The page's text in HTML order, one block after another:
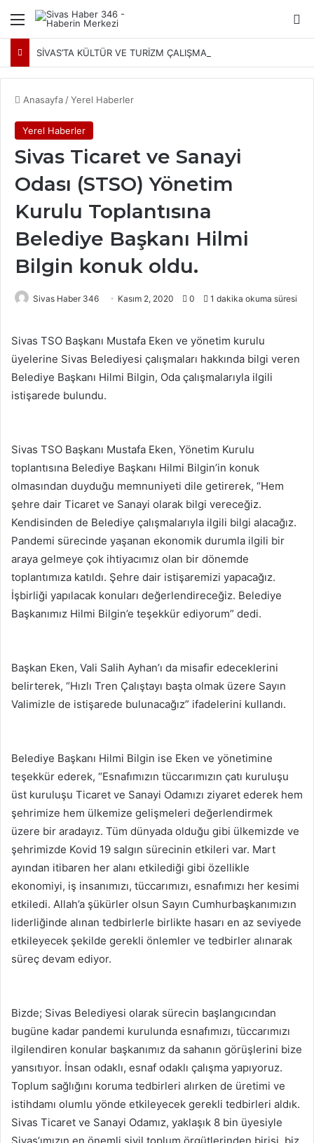
Menü
Anasayfa /Yerel Haberler
Yerel Haberler
Sivas Ticaret ve Sanayi
Odası (STSO) Yönetim
Kurulu Toplantısına
Belediye Başkanı Hilmi
Bilgin konuk oldu.
Sivas Haber 346 Kasım 2, 2020 0 1 dakika okuma süresi
Sivas TSO Başkanı Mustafa Eken ve yönetim kurulu
üyelerine Sivas Belediyesi çalışmaları hakkında bilgi veren
Belediye Başkanı Hilmi Bilgin, Oda çalışmalarıyla ilgili
istişarede bulundu.
Sivas TSO Başkanı Mustafa Eken, Yönetim Kurulu
toplantısına Belediye Başkanı Hilmi Bilgin’in konuk
olmasından duyduğu memnuniyeti dile getirerek, “Hem
şehre dair Ticaret ve Sanayi olarak bilgi vereceğiz.
Kendisinden de Belediye çalışmalarıyla ilgili bilgi alacağız.
Pandemi sürecinde yaşanan ekonomik durumla ilgili bir
araya gelmeye çok ihtiyacımız olan bir dönemde
toplantımıza katıldı. Şehre dair istişaremizi yapacağız.
İşbirliği yapılacak konuları değerlendireceğiz. Belediye
Başkanımız Hilmi Bilgin’e teşekkür ediyorum” dedi.
Başkan Eken, Vali Salih Ayhan’ı da misafir edeceklerini
belirterek, “Hızlı Tren Çalıştayı başta olmak üzere Sayın
Valimizle de istişarede bulunacağız” ifadelerini kullandı.
Belediye Başkanı Hilmi Bilgin ise Eken ve yönetimine
teşekkür ederek, “Esnafımızın tüccarımızın çatı kuruluşu
üst kuruluşu Ticaret ve Sanayi Odamızı ziyaret ederek hem
şehrimize hem ülkemize gelişmeleri değerlendirmek
üzere bir aradayız. Tüm dünyada olduğu gibi ülkemizde ve
şehrimizde Kovid 19 salgın sürecinin etkileri var. Mart
ayından itibaren her alanı etkilediği gibi özellikle
ekonomiyi, iş insanımızı, tüccarımızı, esnafımızı her kesimi
etkiledi. Allah’a şükürler olsun Sayın Cumhurbaşkanımızın
liderliğinde alınan tedbirlerle birlikte hasarı en az seviyede
etkileyecek şekilde gerekli önlemler ve tedbirler alınarak
süreç devam ediyor.
Bizde; Sivas Belediyesi olarak sürecin başlangıcından
bugüne kadar pandemi kurulunda esnafımızı, tüccarımızı
ilgilendiren konular başkanımız da sahanın görüşlerini bize
yansıtıyor. İnsan odaklı, esnaf odaklı çalışma yapıyoruz.
Toplum sağlığını koruma tedbirleri alırken de üretimi ve
istihdamı olumlu yönde etkileyecek gerekli tedbirleri aldık.
Sivas Ticaret ve Sanayi Odamız, yaklaşık 8 bin üyesiyle